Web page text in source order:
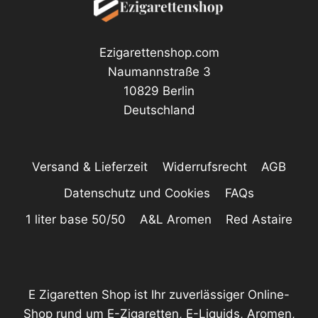
Ezigarettenshop.com
Naumannstraße 3
10829 Berlin
Deutschland
Versand & Lieferzeit Widerrufsrecht
AGB
Datenschutz und Cookies
FAQs
1 liter base 50/50
A&L Aromen Red Astaire
E Zigaretten Shop ist Ihr zuverlässiger Online-
Shop rund um E-Zigaretten, E-Liquids, Aromen,